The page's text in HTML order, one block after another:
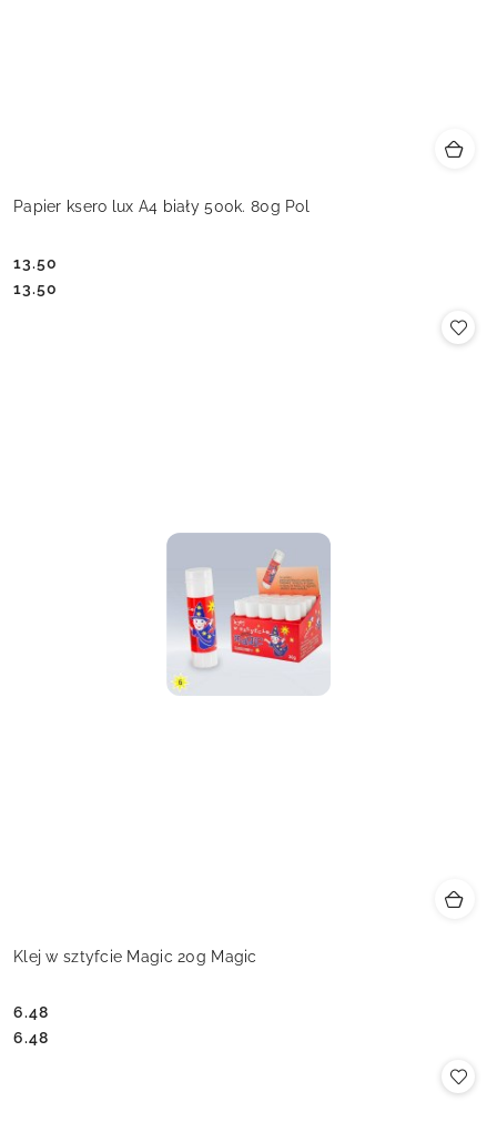
Papier ksero lux A4 biały 500k. 80g Pol
Cena:
13.50
Cena:
13.50
Klej w sztyfcie Magic 20g Magic
Cena:
6.48
Cena:
6.48